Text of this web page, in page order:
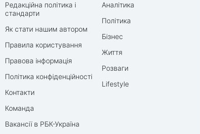
Редакційна політика і
стандарти
Як стати нашим автором
Правила користування
Правова інформація
Політика конфіденційності
Контакти
Команда
Вакансії в РБК-Україна
Аналітика
Політика
Бізнес
Життя
Розваги
Lifestyle